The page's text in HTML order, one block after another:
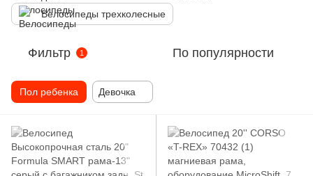
Велосипеды трехколесные
Фильтр 1 По популярности
Пол ребенка Девочка